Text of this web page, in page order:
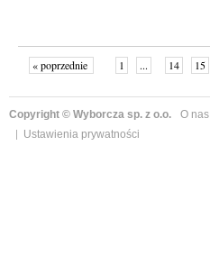
« poprzednie 1 ... 14 15
Copyright © Wyborcza sp. z o.o. O nas
Ustawienia prywatności